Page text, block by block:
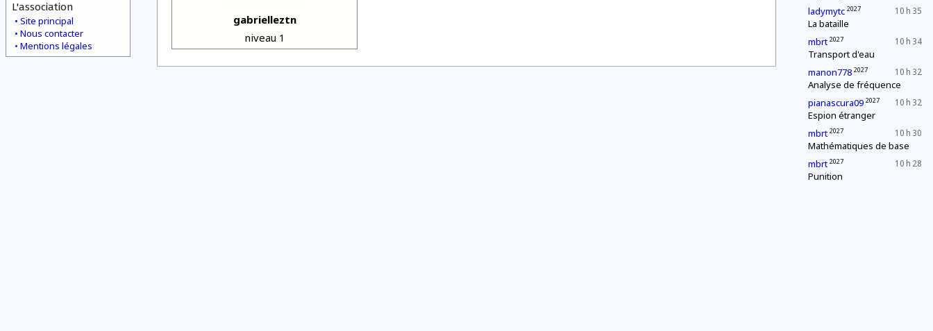
L'association
Site principal
Nous contacter
Mentions légales
10 h 35
ladymytc 2027
La bataille
10 h 34
mbrt 2027
Transport d'eau
10 h 32
manon778 2027
Analyse de fréquence
10 h 32
pianascura09 2027
Espion étranger
10 h 30
mbrt 2027
Mathématiques de base
10 h 28
mbrt 2027
Punition
gabrielleztn
niveau 1